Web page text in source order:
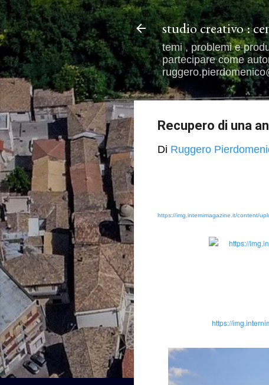
studio creativo :
temi , problemi e
partecipare come
Recupero di una
Di Ruggero
https://img.internimagazine.it/content/
https://
https://